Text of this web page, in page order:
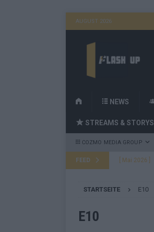
AUGUST 2026
H
M
E
NEWS
STREAMS & STORYS
COZMO MEDIA GROUP
FEED [ Mai 2026 ]
[ Mai 2026 ]
STARTSEITE E10
E10